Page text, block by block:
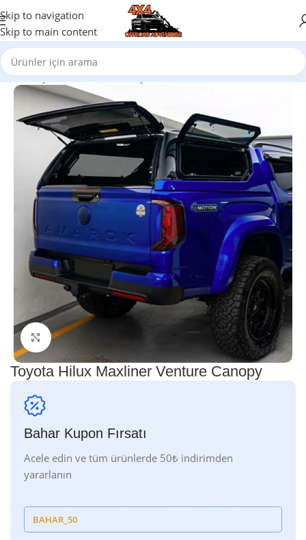
Skip to navigation
Skip to main content
Ana Sayfa/Oto Aksesuar/Toyota
Genişletmek için tıklayın
Toyota Hilux Maxliner Venture Canopy
Bahar Kupon Fırsatı
Acele edin ve tüm ürünlerde 50₺ indirimden
yararlanın
BAHAR_50